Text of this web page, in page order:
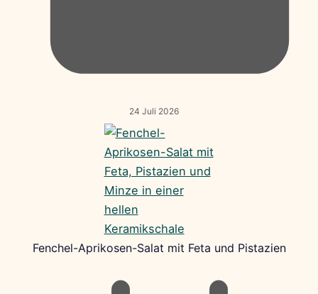
24 Juli 2026
Fenchel-Aprikosen-Salat mit Feta und Pistazien